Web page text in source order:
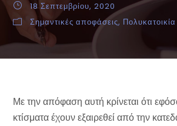
18 Σεπτεμβρίου, 2020
Σημαντικές αποφάσεις, Πολυκατοικία
Με την απόφαση αυτή κρίνεται ότι
κτίσματα έχουν εξαιρεθεί από την